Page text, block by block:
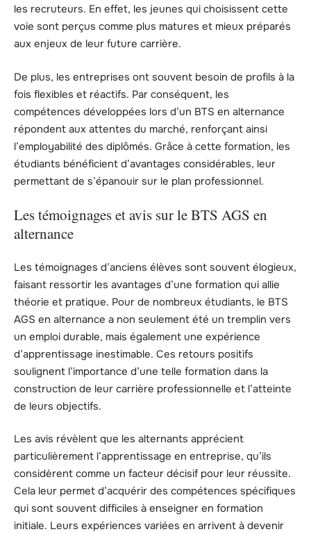
les recruteurs. En effet, les jeunes qui choisissent cette
voie sont perçus comme plus matures et mieux préparés
aux enjeux de leur future carrière.
De plus, les entreprises ont souvent besoin de profils à la
fois flexibles et réactifs. Par conséquent, les
compétences développées lors d’un BTS en alternance
répondent aux attentes du marché, renforçant ainsi
l’employabilité des diplômés. Grâce à cette formation, les
étudiants bénéficient d’avantages considérables, leur
permettant de s’épanouir sur le plan professionnel.
Les témoignages et avis sur le BTS AGS en
alternance
Les témoignages d’anciens élèves sont souvent élogieux,
faisant ressortir les avantages d’une formation qui allie
théorie et pratique. Pour de nombreux étudiants, le BTS
AGS en alternance a non seulement été un tremplin vers
un emploi durable, mais également une expérience
d’apprentissage inestimable. Ces retours positifs
soulignent l’importance d’une telle formation dans la
construction de leur carrière professionnelle et l’atteinte
de leurs objectifs.
Les avis révèlent que les alternants apprécient
particulièrement l’apprentissage en entreprise, qu’ils
considèrent comme un facteur décisif pour leur réussite.
Cela leur permet d’acquérir des compétences spécifiques
qui sont souvent difficiles à enseigner en formation
initiale. Leurs expériences variées en arrivent à devenir